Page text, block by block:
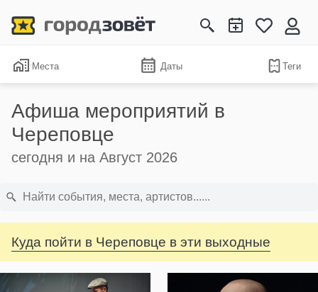
Места Даты Теги
Афиша мероприятий в
Череповце
сегодня и на Август 2026
Куда пойти в Череповце в эти выходные